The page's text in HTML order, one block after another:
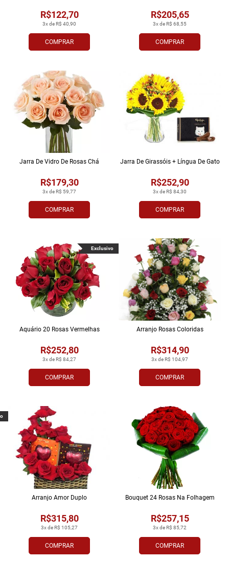
COMPRAR
3x de R$ 40,90
R$122,70
COMPRAR
3x de R$ 68,55
R$205,65
COMPRAR
3x de R$ 59,77
R$179,30
Jarra De Vidro De Rosas Chá
COMPRAR
3x de R$ 84,30
R$252,90
Jarra De Girassóis + Língua De Gato
COMPRAR
3x de R$ 84,27
R$252,80
Aquário 20 Rosas Vermelhas
Exclusivo
COMPRAR
3x de R$ 104,97
R$314,90
Arranjo Rosas Coloridas
COMPRAR
3x de R$ 105,27
R$315,80
Arranjo Amor Duplo
COMPRAR
3x de R$ 85,72
R$257,15
Bouquet 24 Rosas Na Folhagem